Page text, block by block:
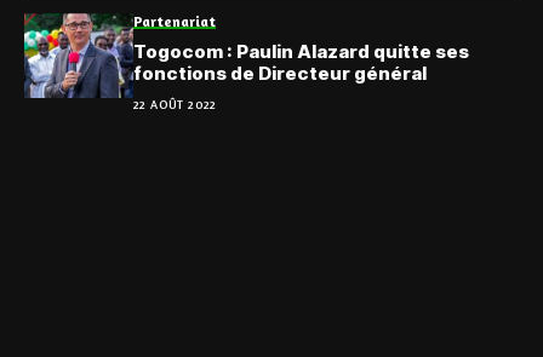
Partenariat
Togocom : Paulin Alazard quitte ses
fonctions de Directeur général
22 AOÛT 2022